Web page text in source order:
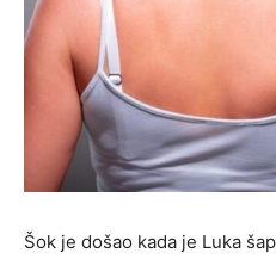
Šok je došao kada je Luka